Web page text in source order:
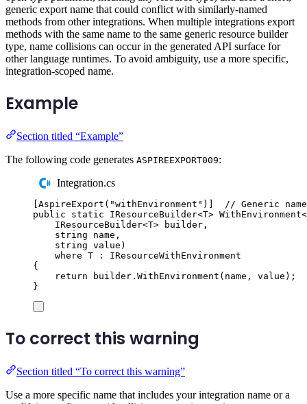
generic export name that could conflict with similarly-named
methods from other integrations. When multiple integrations export
methods with the same name to the same generic resource builder
type, name collisions can occur in the generated API surface for
other language runtimes. To avoid ambiguity, use a more specific,
integration-scoped name.
Example
Section titled “Example”
The following code generates ASPIREEXPORT009:
Integration.cs
AspireExport ( "withEnvironment " )]
// Generic
public
static IResourceBuilder<T> WithEnvironment<
IResourceBuilder<T> builder ,
string name ,
string value )
where T :
IResourceWithEnvironment
{
return
builder . WithEnvironment ( name , value );
}
To correct this warning
Section titled “To correct this warning”
Use a more specific name that includes your integration name or a